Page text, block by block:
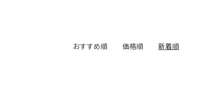
おすすめ順 価格順 新着順